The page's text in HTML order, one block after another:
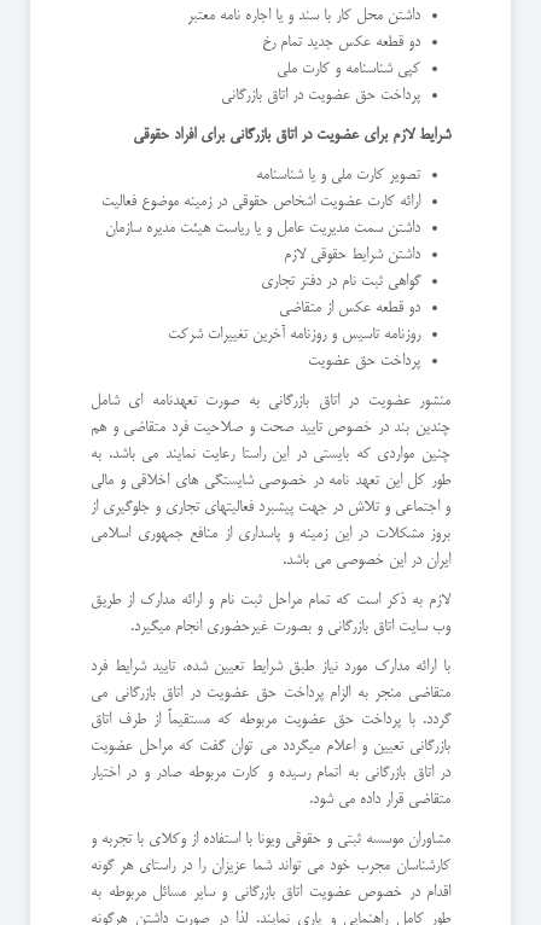
داشتن محل کار با سند و یا اجاره نامه معتبر
دو قطعه عکس جدید تمام رخ
کپی شناسنامه و کارت ملی
پرداخت حق عضویت در اتاق بازرگانی
شرایط لازم برای عضویت در اتاق بازرگانی برای افراد حقوقی
تصویر کارت ملی و یا شناسنامه
ارائه کارت عضویت اشخاص حقوقی در زمینه موضوع فعالیت
داشتن سمت مدیریت عامل و یا ریاست هیئت مدیره سازمان
داشتن شرایط حقوقی لازم
گواهی ثبت نام در دفتر تجاری
دو قطعه عکس از متقاضی
روزنامه تاسیس و روزنامه آخرین تغییرات شرکت
پرداخت حق عضویت
منشور عضویت در اتاق بازرگانی به صورت تعهدنامه ای شامل
چندین بند در خصوص تایید صحت و صلاحیت فرد متقاضی و هم
چنین مواردی که بایستی در این راستا رعایت نمایند می باشد. به
طور کل این تعهد نامه در خصوصی شایستگی های اخلاقی و مالی
و اجتماعی و تلاش در جهت پیشبرد فعالیتهای تجاری و جلوگیری از
بروز مشکلات در این زمینه و پاسداری از منافع جمهوری اسلامی
ایران در این خصوصی می باشد.
لازم به ذکر است که تمام مراحل ثبت نام و ارائه مدارک از طریق
وب سایت اتاق بازرگانی و بصورت غیرحضوری انجام میگیرد.
با ارائه مدارک مورد نیاز طبق شرایط تعیین شده، تایید شرایط فرد
متقاضی منجر به الزام پرداخت حق عضویت در اتاق بازرگانی می
گردد. با پرداخت حق عضویت مربوطه که مستقیماً از طرف اتاق
بازرگانی تعیین و اعلام میگردد می توان گفت که مراحل عضویت
در اتاق بازرگانی به اتمام رسیده و کارت مربوطه صادر و در اختیار
متقاضی قرار داده می شود.
مشاوران موسسه ثبتی و حقوقی ویونا با استفاده از وکلای با تجربه و
کارشناسان مجرب خود می تواند شما عزیزان را در راستای هر گونه
اقدام در خصوص عضویت اتاق بازرگانی و سایر مسائل مربوطه به
طور کامل راهنمایی و یاری نمایند. لذا در صورت داشتن هرگونه